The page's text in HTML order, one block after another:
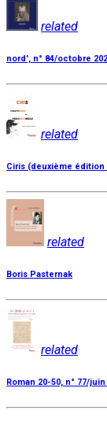
related
nord', n° 84/octobre
related
Ciris (deuxième
related
Boris Pasternak
related
Roman 20-50, n° 77/juin